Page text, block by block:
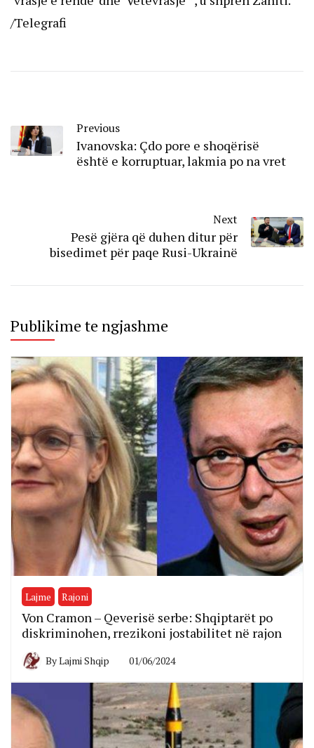
/Telegrafi
Previous
Ivanovska: Çdo pore e shoqërisë
është e korruptuar, lakmia po na vret
Next
Pesë gjëra që duhen ditur për
bisedimet për paqe Rusi-Ukrainë
Publikime te ngjashme
Lajme Rajoni
Von Cramon – Qeverisë serbe: Shqiptarët po
diskriminohen, rrezikoni jostabilitet në rajon
ByLajmi Shqip 01/06/2024